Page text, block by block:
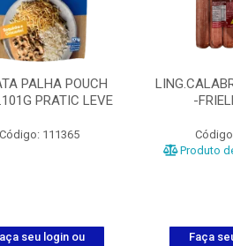
PALHA POUCH
PRATIC LEVE
Código: 111365
seu login ou
-
Produto
Faça